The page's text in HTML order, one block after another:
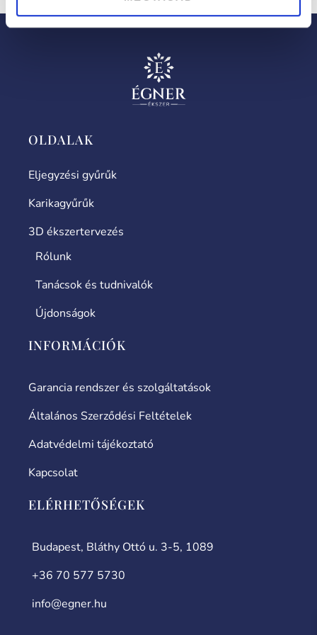
OLDALAK
Eljegyzési gyűrűk
Karikagyűrűk
3D ékszertervezés
Rólunk
Tanácsok és tudnivalók
Újdonságok
INFORMÁCIÓK
Garancia rendszer és szolgáltatások
Általános Szerződési Feltételek
Adatvédelmi tájékoztató
Kapcsolat
ELÉRHETŐSÉGEK
Budapest, Bláthy Ottó u. 3-5, 1089
+36 70 577 5730
info@egner.hu